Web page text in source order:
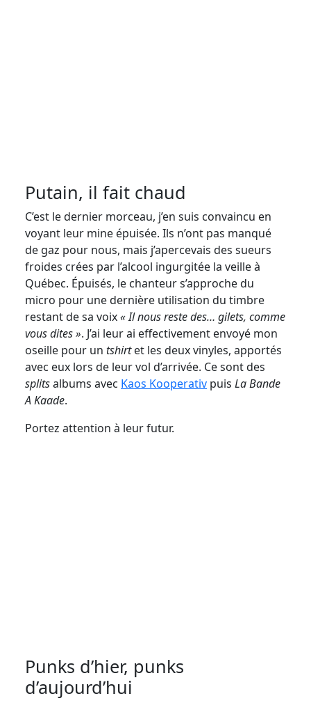
Putain, il fait chaud
C’est le dernier morceau, j’en suis convaincu en
voyant leur mine épuisée. Ils n’ont pas manqué
de gaz pour nous, mais j’apercevais des sueurs
froides crées par l’alcool ingurgitée la veille à
Québec. Épuisés, le chanteur s’approche du
micro pour une dernière utilisation du timbre
restant de sa voix« Il nous reste des… gilets, comme
vous dites ». J’ai leur ai effectivement envoyé mon
oseille pour un tshirtet les deux vinyles, apportés
avec eux lors de leur vol d’arrivée. Ce sont des
splitsalbums avec Kaos Kooperativ puis La Bande
A Kaade.
Portez attention à leur futur.
Punks d’hier, punks
d’aujourd’hui